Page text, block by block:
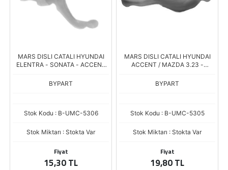
MARS DISLI CATALI HYUNDAI
ELENTRA - SONATA - ACCENT
BYPART
Stok Kodu : B-UMC-5306
Stok Miktarı : Stokta Var
Fiyat
15,30 TL
MARS DISLI CATALI HYUNDAI
ACCENT / MAZDA 3.23 -
BYPART
Stok Kodu : B-UMC-5305
Stok Miktarı : Stokta Var
Fiyat
19,80 TL